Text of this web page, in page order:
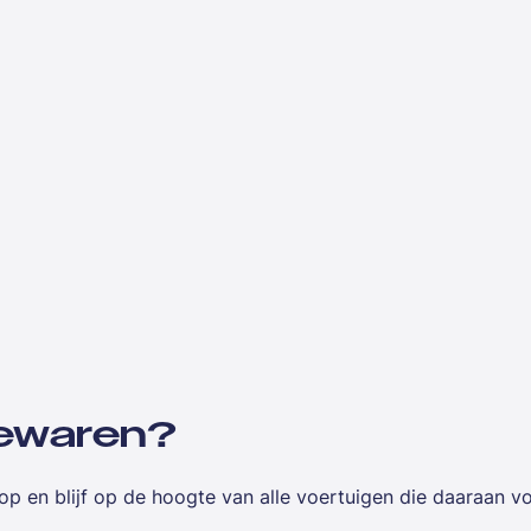
en blijf op de hoogte van alle voertuigen die daaraan